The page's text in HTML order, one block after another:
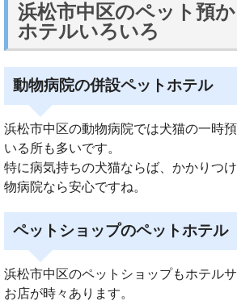
浜松市中区のペット預
ホテルいろいろ
動物病院の併設ペットホテル
浜松市中区の動物病院では犬猫の一時
いる所も多いです。
特に病気持ちの犬猫ならば、かかりつ
物病院なら安心ですね。
ペットショップのペットホテル
浜松市中区のペットショップもホテル
お店が時々あります。